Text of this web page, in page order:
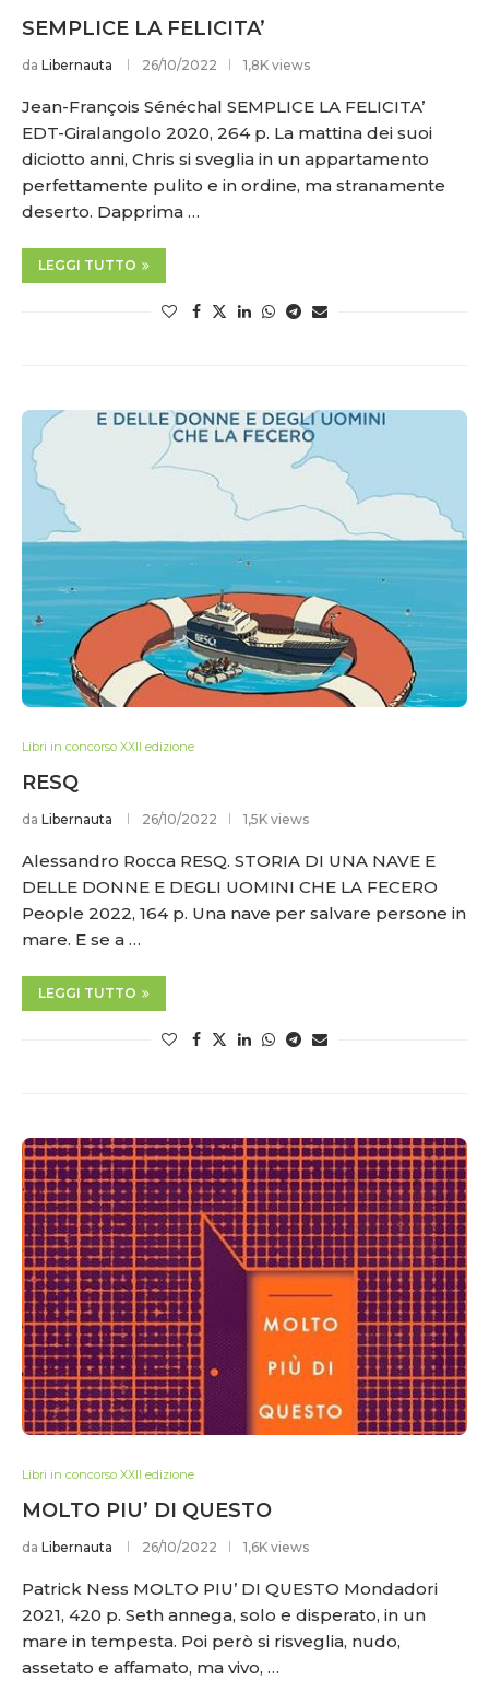
SEMPLICE LA FELICITA’
da Libernauta 26/10/2022 1,8K views
Jean-François Sénéchal SEMPLICE LA FELICITA’
EDT-Giralangolo 2020, 264 p. La mattina dei suoi
diciotto anni, Chris si sveglia in un appartamento
perfettamente pulito e in ordine, ma stranamente
deserto. Dapprima …
LEGGI TUTTO
Libri in concorso XXII edizione
RESQ
da Libernauta 26/10/2022 1,5K views
Alessandro Rocca RESQ. STORIA DI UNA NAVE E
DELLE DONNE E DEGLI UOMINI CHE LA FECERO
People 2022, 164 p. Una nave per salvare persone in
mare. E se a …
LEGGI TUTTO
Libri in concorso XXII edizione
MOLTO PIU’ DI QUESTO
da Libernauta 26/10/2022 1,6K views
Patrick Ness MOLTO PIU’ DI QUESTO Mondadori
2021, 420 p. Seth annega, solo e disperato, in un
mare in tempesta. Poi però si risveglia, nudo,
assetato e affamato, ma vivo, …